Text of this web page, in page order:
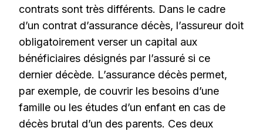
contrats sont très différents. Dans le cadre
d’un contrat d’assurance décès, l’assureur doit
obligatoirement verser un capital aux
bénéficiaires désignés par l’assuré si ce
dernier décède. L’assurance décès permet,
par exemple, de couvrir les besoins d’une
famille ou les études d’un enfant en cas de
décès brutal d’un des parents. Ces deux